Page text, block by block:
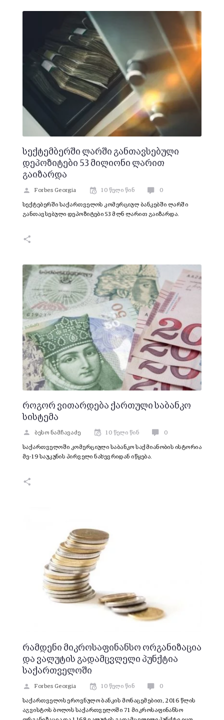
სექტემბერში ლარში განთავსებული
დეპოზიტები 53 მილიონი ლარით
გაიზარდა
Forbes Georgia 10 წელი წინ 0
სექტებერში საქართველოს კომერციულ ბანკებში ლარში
განთავსებული დეპოზიტები 53 მლნ ლარით გაიზარდა.
როგორ ვითარდება ქართული საბანკო
სისტემა
ბესო ნამჩავაძე 10 წელი წინ 0
საქართველოში კომერციული საბანკო საქმიანობის ისტორია
მე-19 საუკუნის პირველი ნახევრიდან იწყება.
რამდენი მიკროსაფინანსო ორგანიზაცია
და ვალუტის გადამცვლელი პუნქტია
საქართველოში
Forbes Georgia 10 წელი წინ 0
საქართველოს ეროვნულო ბანკის მონაცემებით, 2016 წლის
აგვისტოს ბოლოს საქართველოში 71 მიკროსაფინანსო